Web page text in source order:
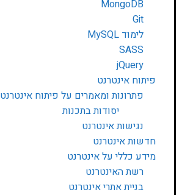
MongoDB
Git
לימוד MySQL
SASS
jQuery
פיתוח אינטרנט
פתרונות ומאמרים על פיתוח אינטרנט
יסודות בתכנות
נגישות אינטרנט
חדשות אינטרנט
מידע כללי על אינטרנט
רשת האינטרנט
בניית אתרי אינטרנט